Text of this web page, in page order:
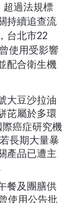
超過法規標
持續追查流
台北市22
使用受影響
配合衛生機
大豆沙拉油
芘屬於多環
癌症研究機
長期大量暴
產品已遭主
餐及團膳供
使用公告批